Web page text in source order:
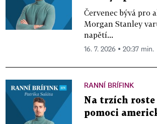
Červenec bývá pro
Morgan Stanley
napětí...
16. 7. 2026 ▪ 20:37 min.
RANNÍ BRÍFINK
Na trzích
pomoci